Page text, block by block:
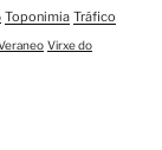
Toponimia Tráfico
Virxe do